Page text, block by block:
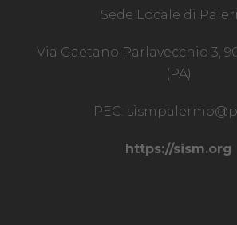
Sede Locale di
Via Gaetano Parlavecchio 3,
(PA)
PEC:
https://sism.org